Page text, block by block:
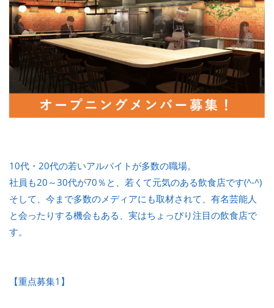
10代・20代の若いアルバイトが多数の職場。
社員も20～30代が70％と、若くて元気のある飲食店です(^-^)
そして、今まで多数のメディアにも取材されて、有名芸能人
と会ったりする機会もある、実はちょっぴり注目の飲食店で
す。
【重点募集1】